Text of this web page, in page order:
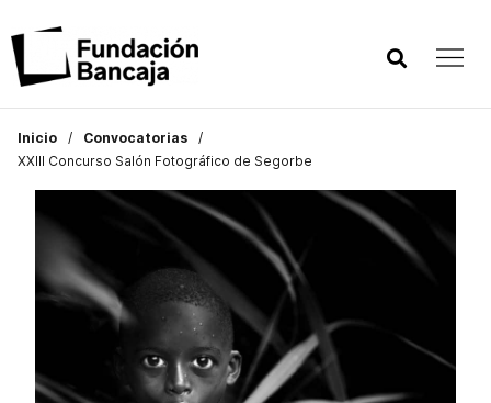
Inicio
Convocatorias
XXIII Concurso Salón Fotográfico de Segorbe